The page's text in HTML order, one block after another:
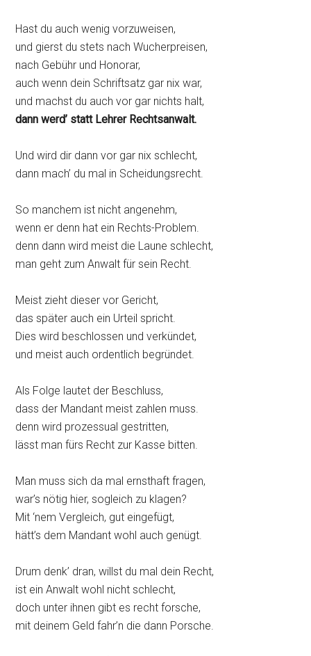
Hast du auch wenig vorzuweisen,
und gierst du stets nach Wucherpreisen,
nach Gebühr und Honorar,
auch wenn dein Schriftsatz gar nix war,
und machst du auch vor gar nichts halt,
dann werd’ statt Lehrer Rechtsanwalt.
Und wird dir dann vor gar nix schlecht,
dann mach’ du mal in Scheidungsrecht.
So manchem ist nicht angenehm,
wenn er denn hat ein Rechts-Problem.
denn dann wird meist die Laune schlecht,
man geht zum Anwalt für sein Recht.
Meist zieht dieser vor Gericht,
das später auch ein Urteil spricht.
Dies wird beschlossen und verkündet,
und meist auch ordentlich begründet.
Als Folge lautet der Beschluss,
dass der Mandant meist zahlen muss.
denn wird prozessual gestritten,
lässt man fürs Recht zur Kasse bitten.
Man muss sich da mal ernsthaft fragen,
war’s nötig hier, sogleich zu klagen?
Mit ‘nem Vergleich, gut eingefügt,
hätt’s dem Mandant wohl auch genügt.
Drum denk’ dran, willst du mal dein Recht,
ist ein Anwalt wohl nicht schlecht,
doch unter ihnen gibt es recht forsche,
mit deinem Geld fahr’n die dann Porsche.